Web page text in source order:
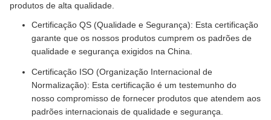
produtos de alta qualidade.
Certificação QS (Qualidade e Segurança): Esta certificação
garante que os nossos produtos cumprem os padrões de
qualidade e segurança exigidos na China.
Certificação ISO (Organização Internacional de
Normalização): Esta certificação é um testemunho do
nosso compromisso de fornecer produtos que atendem aos
padrões internacionais de qualidade e segurança.